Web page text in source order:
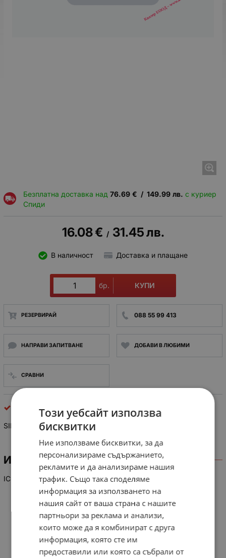
Безплатна доставка над 76.69 € / 149.99 лв. с куриер
Спиди
16.08€ / 31.45лв.
В наличност Доставка и плащане
бр. КУПИ
РЕЗЕРВИРАЙ 088 55 99 413
НАПРАВИ ЗАПИТВАНЕ ДОБАВИ В ЛЮБИМИ
СРАВНИ
интегрални схеми
SIM 135-2 C 69607
ИНФОРМАЦИЯ
IC
Този уебсайт използва
бисквитки
Ние използваме бисквитки, за да
персонализираме съдържанието,
рекламите и да анализираме нашия
трафик. Също така споделяме
информация за използването на
нашия сайт от ваша страна с нашите
партньори за реклама и анализи,
които може да я комбинират с друга
информация, която сте им
предоставили или която са събрали от